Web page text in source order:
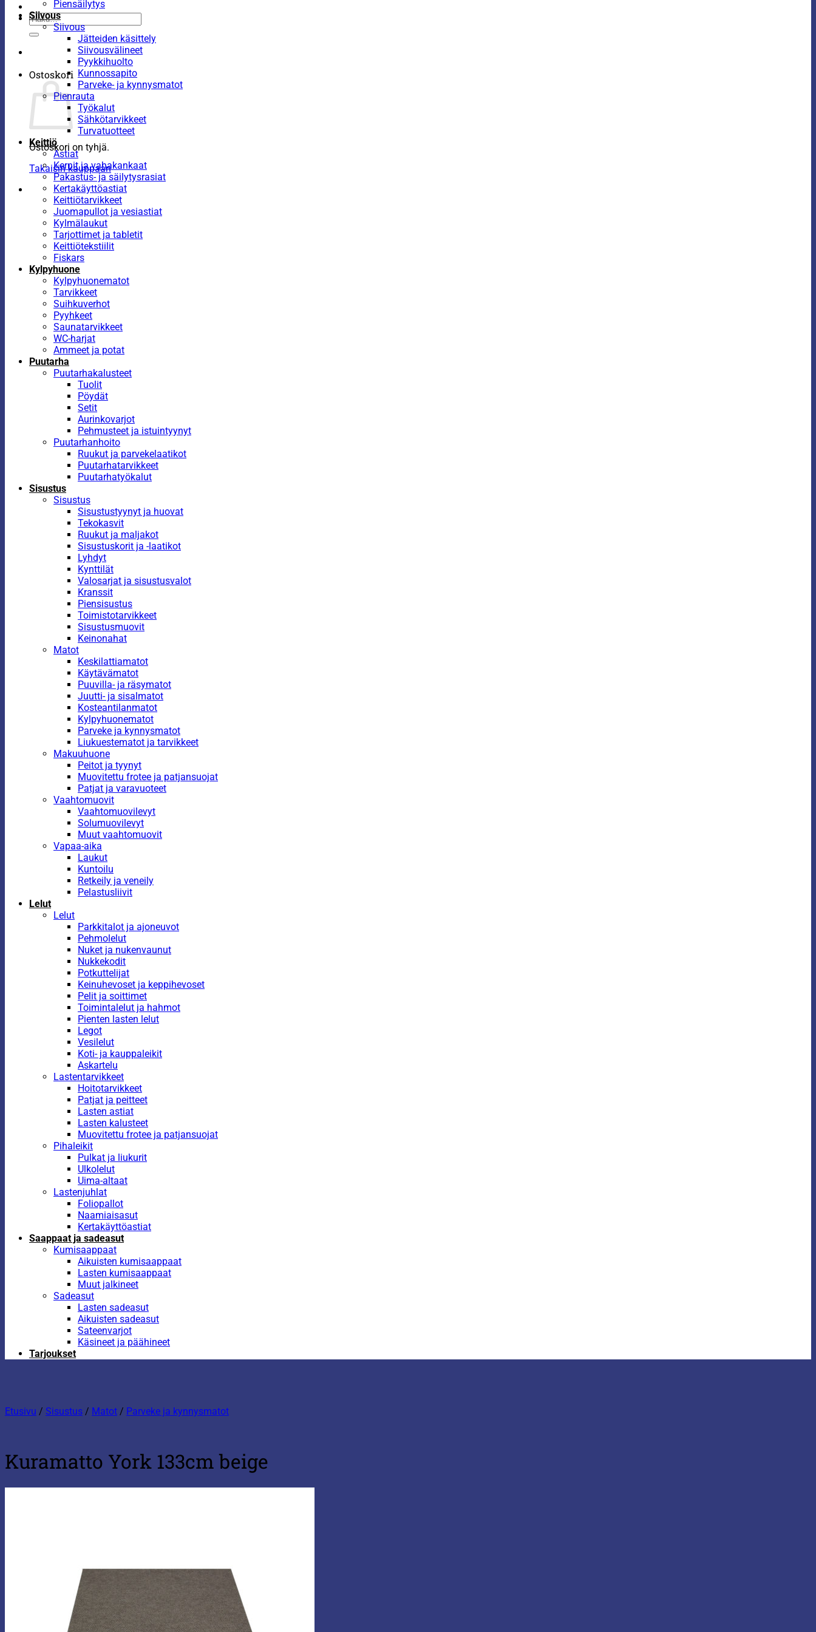
Etsi:
Ostoskori
Ostoskori on tyhjä.
Takaisin kauppaan
Piensäilytys
Siivous
Siivous
Jätteiden käsittely
Siivousvälineet
Pyykkihuolto
Kunnossapito
Parveke- ja kynnysmatot
Pienrauta
Työkalut
Sähkötarvikkeet
Turvatuotteet
Keittiö
Astiat
Kernit ja vahakankaat
Pakastus- ja säilytysrasiat
Kertakäyttöastiat
Keittiötarvikkeet
Juomapullot ja vesiastiat
Kylmälaukut
Tarjottimet ja tabletit
Keittiötekstiilit
Fiskars
Kylpyhuone
Kylpyhuonematot
Tarvikkeet
Suihkuverhot
Pyyhkeet
Saunatarvikkeet
WC-harjat
Ammeet ja potat
Puutarha
Puutarhakalusteet
Tuolit
Pöydät
Setit
Aurinkovarjot
Pehmusteet ja istuintyynyt
Puutarhanhoito
Ruukut ja parvekelaatikot
Puutarhatarvikkeet
Puutarhatyökalut
Sisustus
Sisustus
Sisustustyynyt ja huovat
Tekokasvit
Ruukut ja maljakot
Sisustuskorit ja -laatikot
Lyhdyt
Kynttilät
Valosarjat ja sisustusvalot
Kranssit
Piensisustus
Toimistotarvikkeet
Sisustusmuovit
Keinonahat
Matot
Keskilattiamatot
Käytävämatot
Puuvilla- ja räsymatot
Juutti- ja sisalmatot
Kosteantilanmatot
Kylpyhuonematot
Parveke ja kynnysmatot
Liukuestematot ja tarvikkeet
Makuuhuone
Peitot ja tyynyt
Muovitettu frotee ja patjansuojat
Patjat ja varavuoteet
Vaahtomuovit
Vaahtomuovilevyt
Solumuovilevyt
Muut vaahtomuovit
Vapaa-aika
Laukut
Kuntoilu
Retkeily ja veneily
Pelastusliivit
Lelut
Lelut
Parkkitalot ja ajoneuvot
Pehmolelut
Nuket ja nukenvaunut
Nukkekodit
Potkuttelijat
Keinuhevoset ja keppihevoset
Pelit ja soittimet
Toimintalelut ja hahmot
Pienten lasten lelut
Legot
Vesilelut
Koti- ja kauppaleikit
Askartelu
Lastentarvikkeet
Hoitotarvikkeet
Patjat ja peitteet
Lasten astiat
Lasten kalusteet
Muovitettu frotee ja patjansuojat
Pihaleikit
Pulkat ja liukurit
Ulkolelut
Uima-altaat
Lastenjuhlat
Foliopallot
Naamiaisasut
Kertakäyttöastiat
Saappaat ja sadeasut
Kumisaappaat
Aikuisten kumisaappaat
Lasten kumisaappaat
Muut jalkineet
Sadeasut
Lasten sadeasut
Aikuisten sadeasut
Sateenvarjot
Käsineet ja päähineet
Tarjoukset
Etusivu / Sisustus / Matot / Parveke ja kynnysmatot
Kuramatto York 133cm beige